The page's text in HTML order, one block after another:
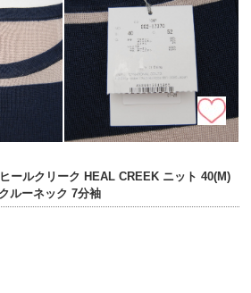
ールクリーク HEAL CREEK ニット 40(M)
ルーネック 7分袖